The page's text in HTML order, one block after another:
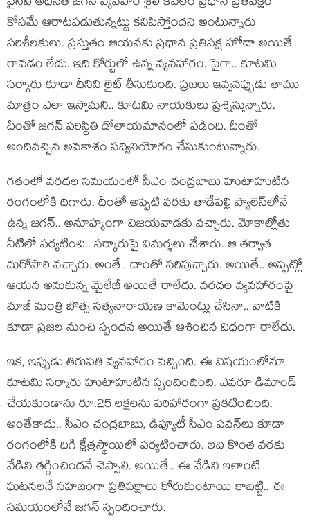
కోస‌మే ఆరాట‌ప‌డుతున్న‌ట్టు క‌నిపిస్తోందని అంటున్నారు
ప‌రిశీల‌కులు. ప్ర‌స్తుతం ఆయ‌న‌కు ప్ర‌ధాన ప్ర‌తిప‌క్ష హోదా అయితే
రావ‌డం లేదు. ఇది కోర్టులో ఉన్న వ్య‌వ‌హారం. పైగా.. కూట‌మి
స‌ర్కారు కూడా దీనిని లైట్ తీసుకుంది. ప్ర‌జ‌లు ఇవ్వ‌న‌ప్పుడు తాము
మాత్రం ఎలా ఇస్తామ‌ని.. కూట‌మి నాయ‌కులు ప్ర‌శ్నిస్తున్నారు.
దీంతో జ‌గ‌న్ ప‌రిస్థితి డోలాయమానంలో ప‌డింది. దీంతో
అందివ‌చ్చిన అవ‌కాశం స‌ద్వినియోగం చేసుకుంటున్నారు.
గ‌తంలో వ‌ర‌ద‌ల స‌మ‌యంలో సీఎం చంద్ర‌బాబు హుటాహుటిన
రంగంలోకి దిగారు. దీంతో అప్ప‌టి వ‌ర‌కు తాడేప‌ల్లి ప్యాలెస్‌లోనే
ఉన్న జ‌గ‌న్‌.. అనూహ్యంగా విజ‌య‌వాడ‌కు వ‌చ్చారు. మోకాల్లోతు
నీటిలో ప‌ర్య‌టించి.. స‌ర్కారుపై విమ‌ర్శ‌లు చేశారు. ఆ త‌ర్వాత
మ‌రోసారి వ‌చ్చారు. అంతే.. దాంతో స‌రిపుచ్చారు. అయితే.. అప్ప‌ట్లో
ఆయ‌న అనుకున్న మైలేజీ అయితే రాలేదు. వ‌ర‌దల వ్య‌వ‌హారంపై
మాజీ మంత్రి బొత్స స‌త్య‌నారాయ‌ణ కామెంట్లు చేసినా.. వాటికి
కూడా ప్ర‌జ‌ల నుంచి స్పంద‌న అయితే ఆశించిన విధంగా రాలేదు.
ఇక‌, ఇప్పుడు తిరుప‌తి వ్య‌వ‌హారం వ‌చ్చింది. ఈ విష‌యంలోనూ
కూట‌మి స‌ర్కారు హుటాహుటిన స్పందించింది. ఎవ‌రూ డిమాండ్
చేయ‌కుండాను రూ.25 ల‌క్ష‌లను ప‌రిహారంగా ప్ర‌క‌టించింది.
అంతేకాదు.. సీఎం చంద్ర‌బాబు, డిప్యూటీ సీఎం ప‌వ‌న్‌లు కూడా
రంగంలోకి దిగి క్షేత్ర‌స్థాయిలో ప‌ర్య‌టించారు. ఇది కొంత వ‌ర‌కు
వేడిని త‌గ్గించింద‌నే చెప్పాలి. అయితే.. ఈ వేడిని ఇలాంటి
ఘ‌ట‌న‌ల‌నే స‌హ‌జంగా ప్ర‌తిప‌క్షాలు కోరుకుంటాయి కాబ‌ట్టి.. ఈ
స‌మ‌యంలోనే జ‌గ‌న్ స్పందించారు.